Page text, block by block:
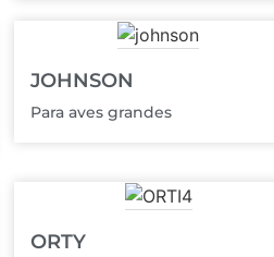
JOHNSON
Para aves grandes
ORTY